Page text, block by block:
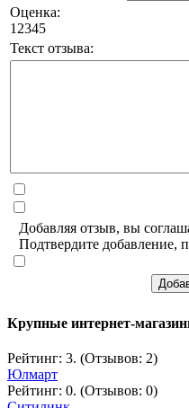
Оценка:
1 2345
Текст отзыва:
Добавляя отзыв, вы
Подтвердите добавление,
Крупные интернет-
Рейтинг: 3. (Отзывов: 2)
Юлмарт
Рейтинг: 0. (Отзывов: 0)